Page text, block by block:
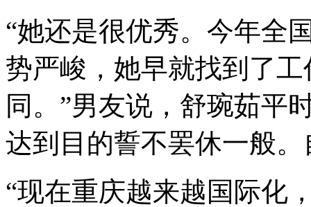
“她还是很优秀。今年全
势严峻，她早就找到了
同。”男友说，舒琬茹平
达到目的誓不罢休一般
“现在重庆越来越国际化